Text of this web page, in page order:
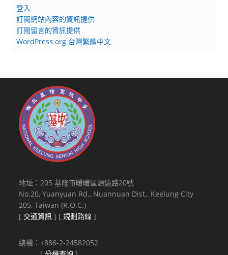
登入
訂閱網站內容的資訊提供
訂閱留言的資訊提供
WordPress.org 台灣繁體中文
地址：205 基隆市暖暖區源遠路20號
No.20, Yuanyuan Rd., Nuannuan Dist., Keelung City
205, Taiwan (R.O.C.)
[ 交通資訊 ] [規劃路線 ]
總機：+886-2-24582052